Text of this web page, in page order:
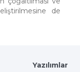
de
Yazılımlar